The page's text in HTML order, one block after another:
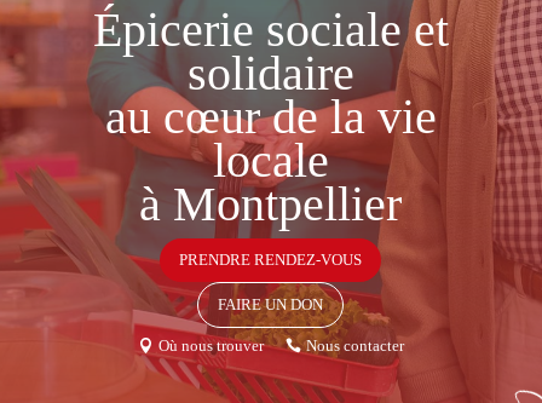
Épicerie sociale et
solidaire
au cœur de la vie
locale
à Montpellier
PRENDRE RENDEZ-VOUS
FAIRE UN DON
Où nous trouver Nous contacter